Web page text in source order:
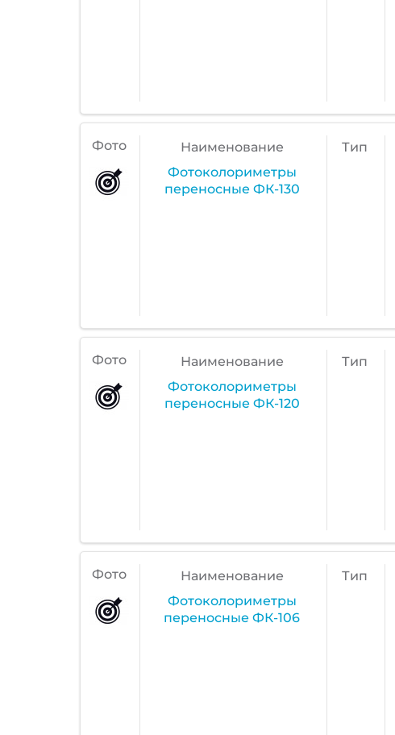
Фото
Наименование
Фотоколориметры
переносные ФК-130
Тип
Фото
Наименование
Фотоколориметры
переносные ФК-120
Тип
Фото
Наименование
Фотоколориметры
переносные ФК-106
Тип